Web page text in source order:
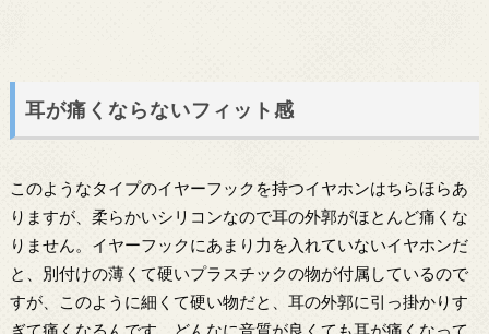
耳が痛くならないフィット感
このようなタイプのイヤーフックを持つイヤホンはちらほらあ
りますが、柔らかいシリコンなので耳の外郭がほとんど痛くな
りません。イヤーフックにあまり力を入れていないイヤホンだ
と、別付けの薄くて硬いプラスチックの物が付属しているので
すが、このように細くて硬い物だと、耳の外郭に引っ掛かりす
ぎて痛くなるんです。どんなに音質が良くても耳が痛くなって